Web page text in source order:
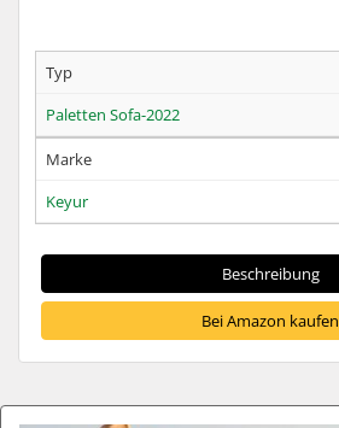
Typ
Paletten Sofa-2022
Marke
Keyur
Beschreibung
Bei Amazon kaufen